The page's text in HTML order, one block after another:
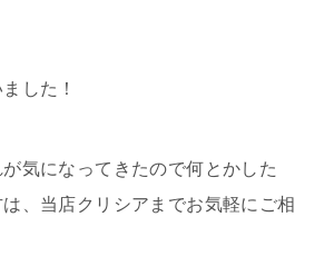
した！
気になってきたので何とかした
、当店クリシアまでお気軽にご相